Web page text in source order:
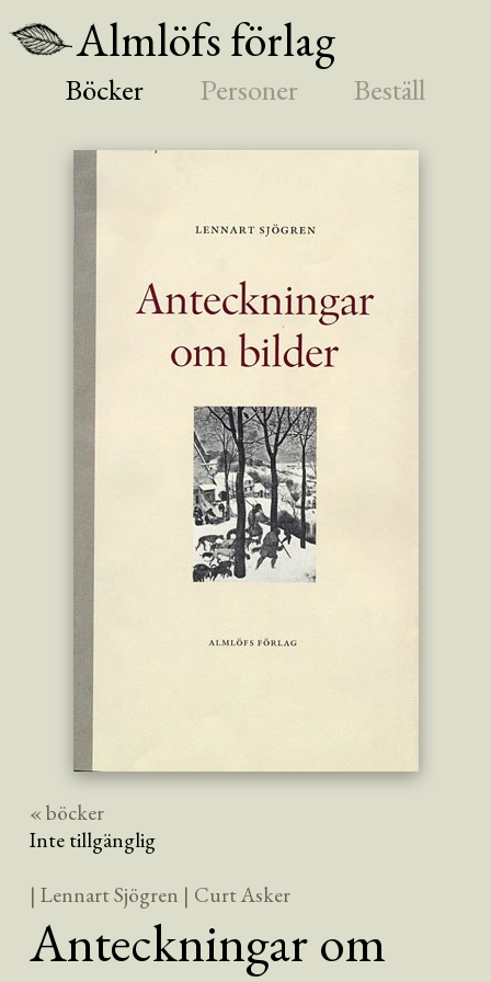
Almlöfs förlag
Böcker Personer Beställ
« böcker
Inte tillgänglig
| Lennart Sjögren | Curt Asker
Anteckningar om